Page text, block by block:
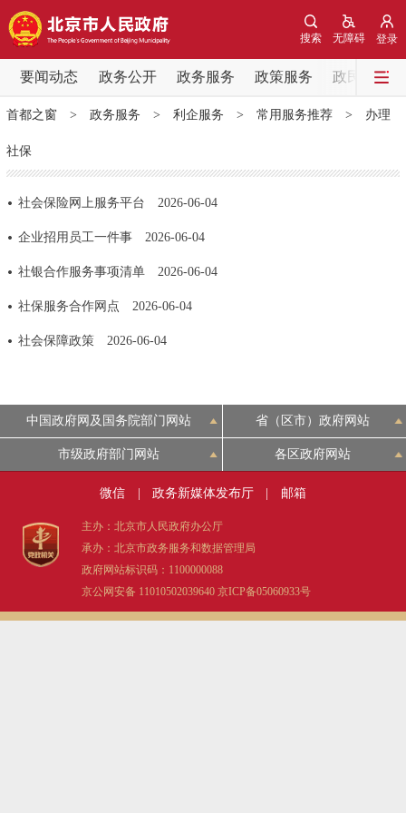
登录
无障碍
搜索
要闻动态 政务公开 政务服务 政策服务 政民互动
要闻动态
党中央精神 国务院信息 中央部委动态
北京要闻 会议信息 部门动态
各区热点
政务公开
决策公开 专题公开
政务服务
个人服务 法人服务
便民服务 利企服务
首都之窗> 政务服务 > 利企服务 > 常用服务推荐> 办理
社保
社会保险网上服务平台 2026-06-04
企业招用员工一件事 2026-06-04
社银合作服务事项清单 2026-06-04
社保服务合作网点 2026-06-04
社会保障政策 2026-06-04
中国政府网及国务院部门网站 省（区市）政府网站
市级政府部门网站 各区政府网站
微信 政务新媒体发布厅 邮箱
主办：北京市人民政府办公厅
承办：北京市政务服务和数据管理局
政府网站标识码：1100000088
京公网安备 11010502039640 京ICP备05060933号